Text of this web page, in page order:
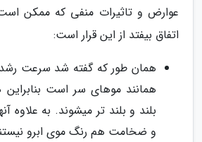
عوارض و تاثیرات منفی که ممکن
اتفاق بیفتد از این قرار است:
همان طور که گفته شد سرعت
همانند موهای سر است
بلند و بلند تر میشوند. به علاوه
و ضخامت هم رنگ موی ابرو